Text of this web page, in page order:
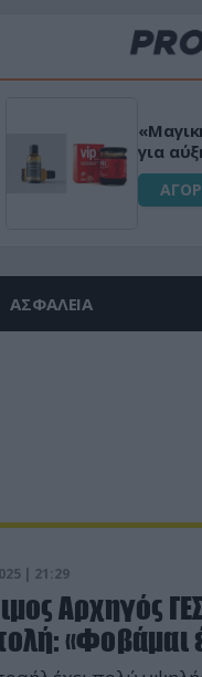
για
ΑΣΦΑΛΕΙΑ
| 21:29
Αρχηγός
«Φοβάμαι